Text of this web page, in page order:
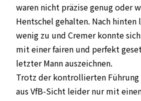
waren nicht präzise genug oder
Hentschel gehalten. Nach
wenig zu und Cremer konnte
mit einer fairen und perfekt
letzter Mann auszeichnen.
Trotz der kontrollierten Führung
aus VfB-Sicht leider nur mit